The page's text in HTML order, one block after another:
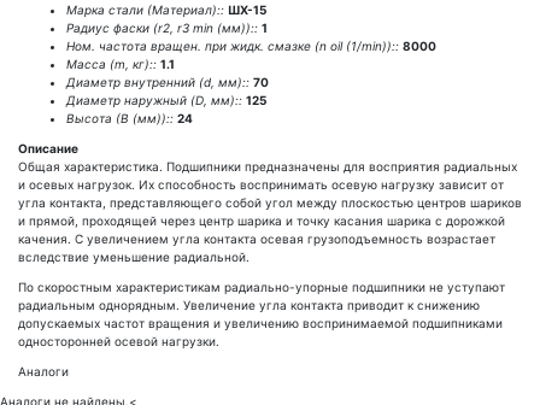
Марка стали (Материал):: ШХ-15
Радиус фаски (r2, r3 min (мм)):: 1
Ном. частота вращен. при жидк. смазке (n oil (1/min)):: 8000
Масса (m, кг):: 1.1
Диаметр внутренний (d, мм):: 70
Диаметр наружный (D, мм):: 125
Высота (В (мм)):: 24
Описание
Общая характеристика. Подшипники предназначены для восприятия радиальных
и осевых нагрузок. Их способность воспринимать осевую нагрузку зависит от
угла контакта, представляющего собой угол между плоскостью центров шариков
и прямой, проходящей через центр шарика и точку касания шарика с дорожкой
качения. С увеличением угла контакта осевая грузоподъемность возрастает
вследствие уменьшение радиальной.
По скоростным характеристикам радиально-упорные подшипники не уступают
радиальным однорядным. Увеличение угла контакта приводит к снижению
допускаемых частот вращения и увеличению воспринимаемой подшипниками
односторонней осевой нагрузки.
Аналоги
Аналоги не найдены.<